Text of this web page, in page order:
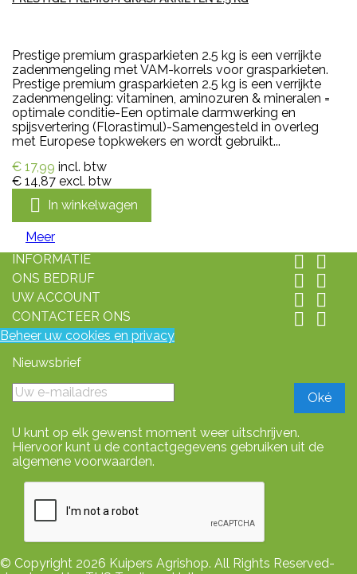
Prestige premium grasparkieten 2.5 kg is een verrijkte
zadenmengeling met VAM-korrels voor grasparkieten.
Prestige premium grasparkieten 2.5 kg is een verrijkte
zadenmengeling: vitaminen, aminozuren & mineralen =
optimale conditie-Een optimale darmwerking en
spijsvertering (Florastimul)-Samengesteld in overleg
met Europese topkwekers en wordt gebruikt...
€ 17,99 incl. btw
€ 14,87 excl. btw
 In winkelwagen
Meer
INFORMATIE
 
ONS BEDRIJF  
UW ACCOUNT  
CONTACTEER ONS  
Beheer uw cookies en privacy
Nieuwsbrief
U kunt op elk gewenst moment weer uitschrijven.
Hiervoor kunt u de contactgegevens gebruiken uit de
algemene voorwaarden.
© Copyright 2026 Kuipers Agrishop. All Rights Reserved-